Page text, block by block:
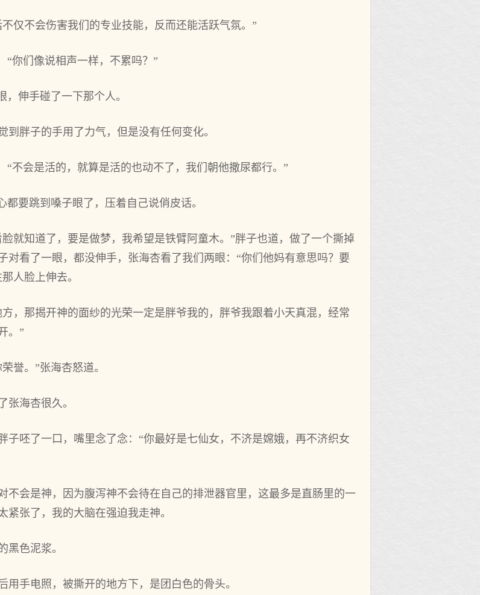
仅不会伤害我们的专业技能，反而还能活跃气氛。”
“你们像说相声一样，不累吗？”
伸手碰了一下那个人。
胖子的手用了力气，但是没有任何变化。
“不会是活的，就算是活的也动不了，我们朝他撒尿都行。”
要跳到嗓子眼了，压着自己说俏皮话。
就知道了，要是做梦，我希望是铁臂阿童木。”胖子也道，做了一个撕掉
对看了一眼，都没伸手，张海杏看了我们两眼：“你们他妈有意思吗？要
人脸上伸去。
，那揭开神的面纱的光荣一定是胖爷我的，胖爷我跟着小天真混，经常
。”
誉。”张海杏怒道。
张海杏很久。
子呸了一口，嘴里念了念：“你最好是七仙女，不济是嫦娥，再不济织女
不会是神，因为腹泻神不会待在自己的排泄器官里，这最多是直肠里的一
张了，我的大脑在强迫我走神。
黑色泥浆。
手电照，被撕开的地方下，是团白色的骨头。